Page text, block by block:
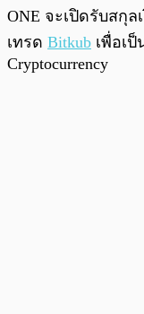
ONE จะเปิดรับสกุ
เทรด Bitkub เพื่อเ
Cryptocurrency